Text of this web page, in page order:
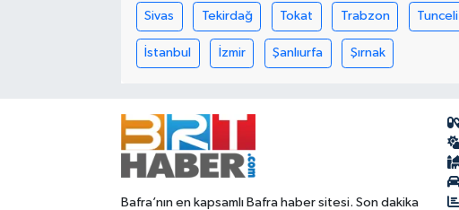
Sivas Tekirdağ Tokat Trabzon Tunceli
İstanbul İzmir Şanlıurfa Şırnak
Bafra’nın en kapsamlı Bafra haber sitesi. Son dakika